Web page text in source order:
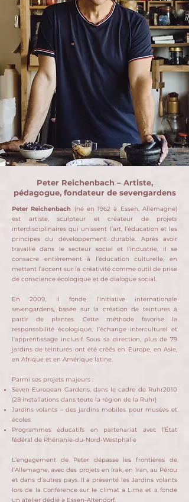
Peter Reichenbach – Artiste,
pédagogue, fondateur de sevengardens
Peter Reichenbach (né en 1962 à Essen, Allemagne)
est artiste, sculpteur et créateur de projets
interdisciplinaires qui unissent l’art, l’éducation et les
principes du développement durable. Après avoir
travaillé dans le secteur social et l’industrie, il se
consacre entièrement à l’éducation culturelle, en
mettant l’accent sur la créativité comme outil de prise
de conscience écologique et de dialogue social.
En 2009, il fonde l’initiative internationale
sevengardens, basée sur la création de teintures à
partir de plantes. Cette méthode favorise la
responsabilité écologique, l’échange interculturel et
l’apprentissage inclusif.Sous sa direction, plus de 79
jardins de teintures ont été créés en Europe, en Asie,
en Afrique et en Amérique latine.
Parmi ses projets majeurs :
Seven European Gardens, dans le cadre de Ruhr2010
(28 installations dans toute la région de la Ruhr)
Jardins volants – des jardins mobiles pour musées et
écoles
Programmes éducatifs en partenariat avec l’État
fédéral de Rhénanie-du-Nord-Westphalie
L’engagement de Peter dépasse les frontières de
l’Allemagne, avec des projets en Irak, en Iran, au Pérou
et dans d’autres pays. Il a présenté les Jardins volants
lors de la Conférence sur le climat à Lima et a fondé
un atelier dédié à Essen-Altendorf.